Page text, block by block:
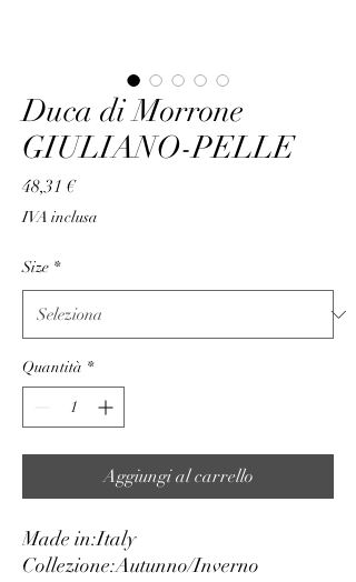
Duca di Morrone
GIULIANO-PELLE
48,31 €Prezzo
IVA inclusa
Size *
Quantità *
Aggiungi al carrello
Made in:Italy
Collezione:Autunno/Inverno